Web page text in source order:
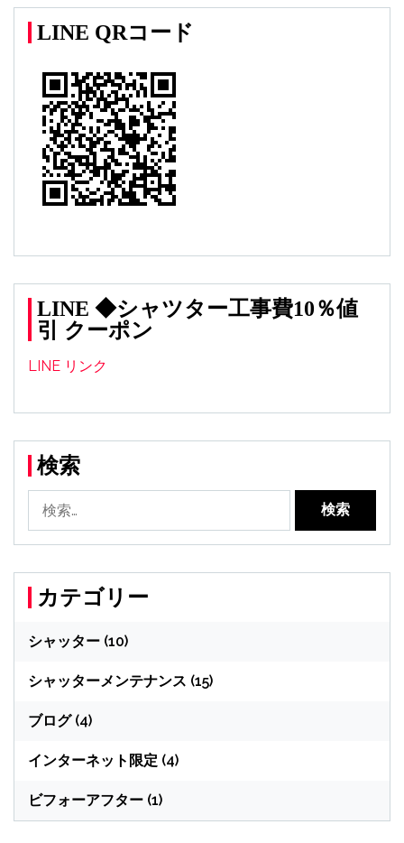
LINE QRコード
LINE ◆シャツター工事費10％値
引 クーポン
LINE リンク
検索
カテゴリー
シャッター (10)
シャッターメンテナンス (15)
ブログ(4)
インターネット限定 (4)
ビフォーアフター (1)